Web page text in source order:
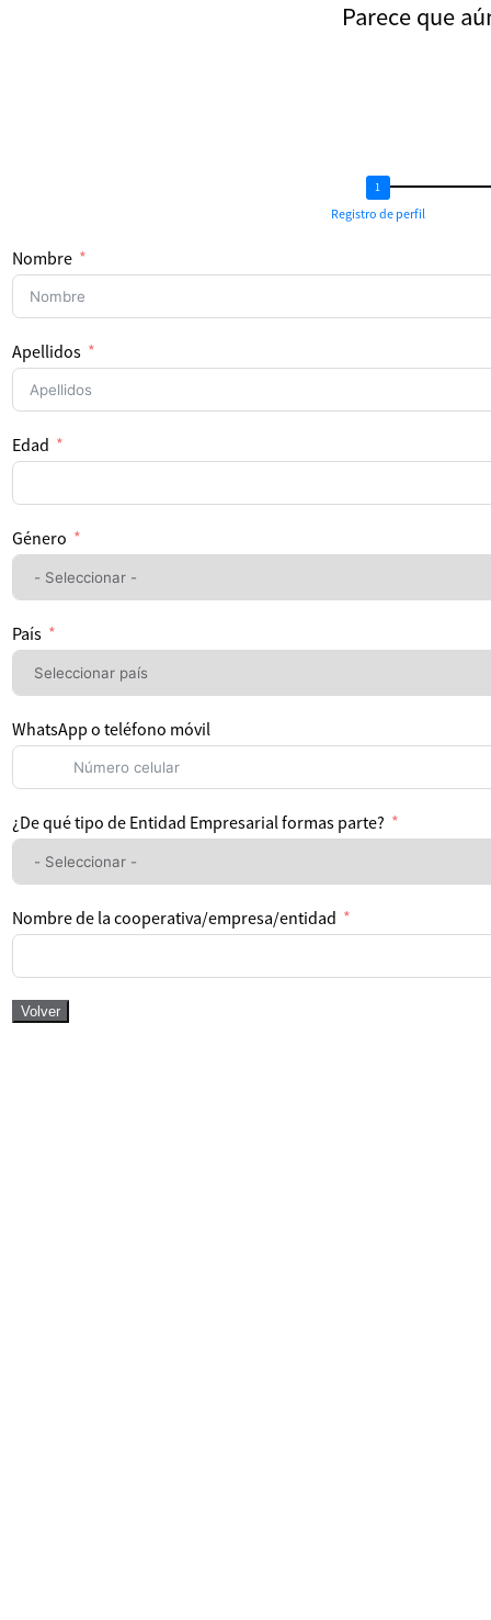
Parece que
Registro de perfil
Nombre
Apellidos
Edad
Género
País
WhatsApp o teléfono móvil
¿De qué tipo de Entidad Empresarial formas parte?
Nombre de la cooperativa/empresa/entidad
Volver